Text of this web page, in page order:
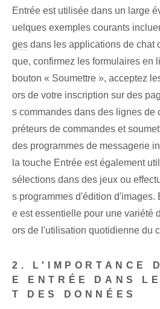
Entrée est utilisée dans un large
uelques exemples courants
ges dans les applications de chat
que, confirmez les formulaires en
bouton « Soumettre », acceptez
ors de votre inscription sur des
s commandes dans des lignes de
préteurs de commandes et
des programmes de messagerie
la touche Entrée est également
sélections dans des jeux ou
s programmes d'édition d'images.
e est essentielle pour une variété
ors de l'utilisation quotidienne du
2. L'IMPORTANCE
E ENTRÉE DANS
T DES DONNÉES